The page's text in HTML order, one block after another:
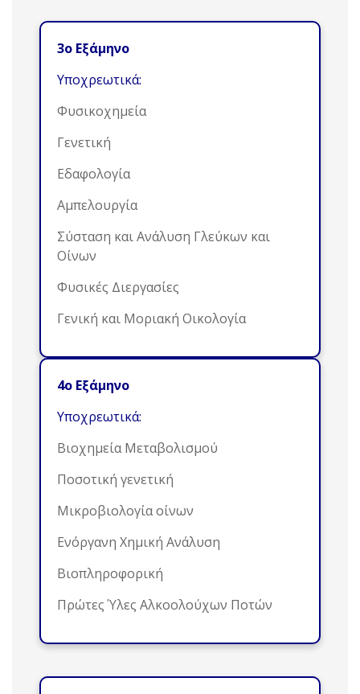
3ο Εξάμηνο
Υποχρεωτικά:
Φυσικοχημεία
Γενετική
Εδαφολογία
Αμπελουργία
Σύσταση και Ανάλυση Γλεύκων και
Οίνων
Φυσικές Διεργασίες
Γενική και Μοριακή Οικολογία
4ο Εξάμηνο
Υποχρεωτικά:
Βιοχημεία Μεταβολισμού
Ποσοτική γενετική
Μικροβιολογία οίνων
Ενόργανη Χημική Ανάλυση
Βιοπληροφορική
Πρώτες Ύλες Αλκοολούχων Ποτών